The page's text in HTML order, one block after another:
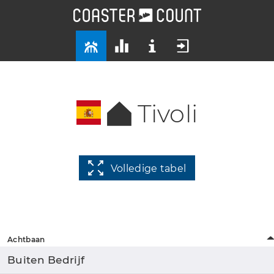
Tivoli
Volledige tabel
Achtbaan
Buiten Bedrijf